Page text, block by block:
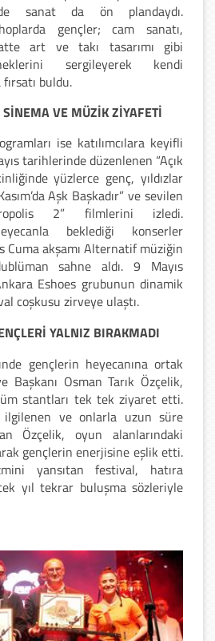
sanat da ön plandaydı.
gençler; cam sanatı,
art ve takı tasarımı gibi
sergileyerek kendi
buldu.
VE MÜZİK ZİYAFETİ
ise katılımcılara keyifli
tarihlerinde düzenlenen “Açık
yüzlerce genç, yıldızlar
Aşk Başkadır” ve sevilen
2” filmlerini izledi.
beklediği konserler
Cuma akşamı Alternatif müziğin
sahne aldı. ​9 Mayıs
Eshoes grubunun dinamik
coşkusu zirveye ulaştı.
YALNIZ BIRAKMADI
gençlerin heyecanına ortak
Başkanı Osman Tarık Özçelik,
stantları tek tek ziyaret etti.
ilgilenen ve onlarla uzun süre
Özçelik, oyun alanlarındaki
gençlerin enerjisine eşlik etti.
yansıtan festival, hatıra
yıl tekrar buluşma sözleriyle